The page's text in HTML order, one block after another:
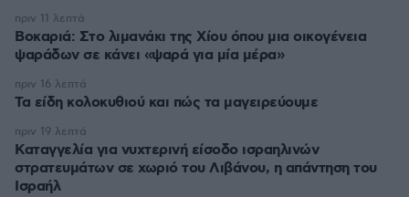
Βοκαριά: Στο λιμανάκι της Χίου όπου μια οικογένεια
ψαράδων σε κάνει «ψαρά για μία μέρα»
πριν 11 λεπτά
Τα είδη κολοκυθιού και πώς τα μαγειρεύουμε
πριν 16 λεπτά
Καταγγελία για νυχτερινή είσοδο ισραηλινών
στρατευμάτων σε χωριό του Λιβάνου, η απάντηση του
Ισραήλ
πριν 19 λεπτά